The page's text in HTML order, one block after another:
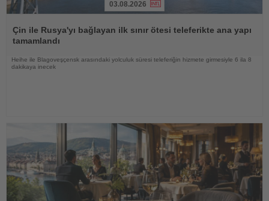
Oku
03.08.2026
Çin ile Rusya'yı bağlayan ilk sınır ötesi teleferikte ana yapı
tamamlandı
Heihe ile Blagoveşçensk arasındaki yolculuk süresi teleferiğin hizmete girmesiyle 6 ila 8
dakikaya inecek